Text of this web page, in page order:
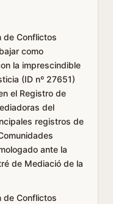
de Conflictos
como
la imprescindible
(ID nº 27651)
el Registro de
del
registros de
ante la
de Mediació de la
de Conflictos